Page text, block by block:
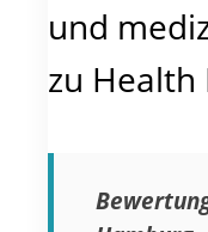
und
zu Health